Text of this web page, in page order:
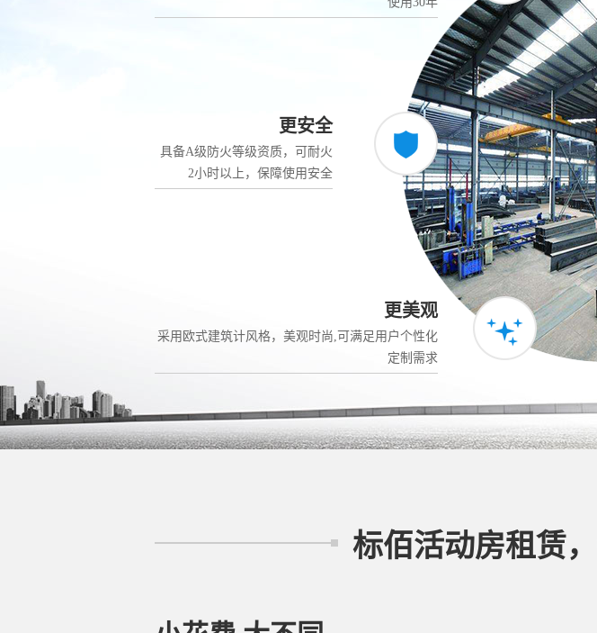
更安全
具备A级防火等级资质，可耐火
2小时以上，保障使用安全
更美观
采用欧式建筑计风格，美观时尚,可满足用户个性化
定制需求
标佰活动房租赁，